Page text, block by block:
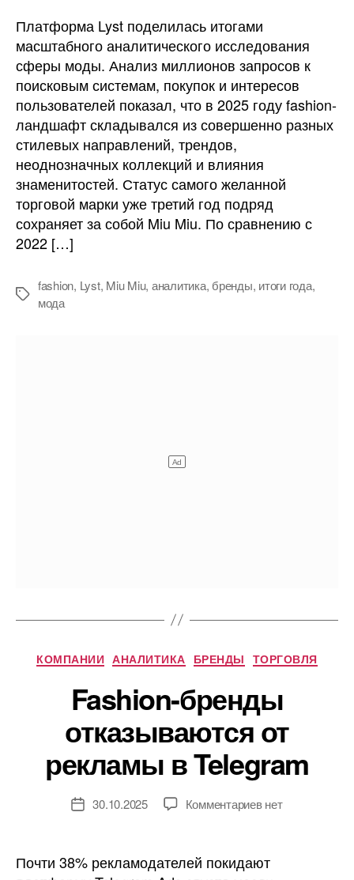
Year
in
Fashion
за
2025
год
Платформа Lyst поделилась итогами
масштабного аналитического исследования
сферы моды. Анализ миллионов запросов к
поисковым системам, покупок и интересов
пользователей показал, что в 2025 году fashion-
ландшафт складывался из совершенно разных
стилевых направлений, трендов,
неоднозначных коллекций и влияния
знаменитостей. Статус самого желанной
торговой марки уже третий год подряд
сохраняет за собой Miu Miu. По сравнению с
2022 […]
Метки
fashion, Lyst, Miu Miu, аналитика, бренды, итоги года,
мода
Рубрики
КОМПАНИИ АНАЛИТИКА БРЕНДЫ ТОРГОВЛЯ
Fashion-бренды
отказываются от
рекламы в Telegram
Дата30.10.2025 Комментариевк
отказываются
нет
Почти 38% рекламодателей покидают